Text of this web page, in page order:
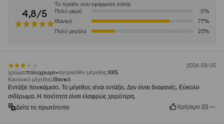
4,8/5
Το προϊόν σου εφάρμοσε καλά;
Πολύ μικρό
0%
Ιδανικό
77%
Πολύ μεγάλο
23%
2026-08-05
χρώμα:πολυχρωμο αγορασθέν μέγεθος:XXS
Κανονικό μέγεθος:Ιδανικό
Εντάξει πουκάμισο. Το μέγεθος είναι εντάξει. Δεν είναι διαφανές. Εύκολο
σιδέρωμα. Η ποιότητα είναι ελαφρώς χειρότερη.
Δείτε το πρωτότυπο
Χρήσιμο (0)